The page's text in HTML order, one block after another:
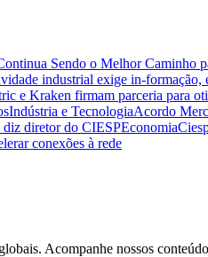
Sendo o Melhor Caminho
industrial exige in-formação,
e Kraken firmam parceria para
Indústria e TecnologiaAcordo
diz diretor do CIESPEconomia
conexões à rede
Acompanhe nossos